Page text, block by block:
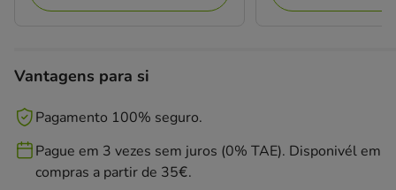
Vantagens para si
Pagamento 100% seguro.
Pague em 3 vezes sem juros (0% TAE). Disponivél em
compras a partir de 35€.